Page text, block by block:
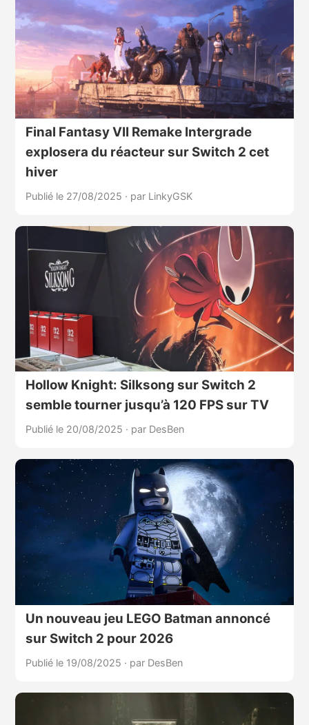
Final Fantasy VII Remake Intergrade
explosera du réacteur sur Switch 2 cet
hiver
Publié le 27/08/2025 · par LinkyGSK
Hollow Knight: Silksong sur Switch 2
semble tourner jusqu’à 120 FPS sur TV
Publié le 20/08/2025 · par DesBen
Un nouveau jeu LEGO Batman annoncé
sur Switch 2 pour 2026
Publié le 19/08/2025 · par DesBen